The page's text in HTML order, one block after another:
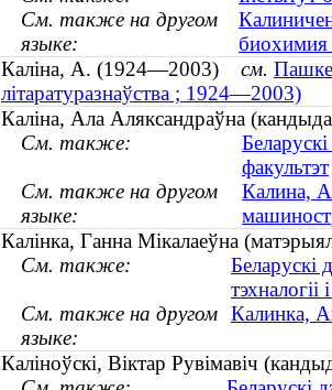
См. также на другом
языке:
Каліна, А. (1924—2003) см.
літаратуразнаўства ; 1924—2003)
Каліна, Ала Аляксандраўна
См. также:
факультэт
См. также на другом
языке:
Калина,
Калінка, Ганна Мікалаеўна
См. также:
Беларускі
тэхналогіі
См. также на другом
языке:
Калинка,
Каліноўскі, Віктар Рувімавіч